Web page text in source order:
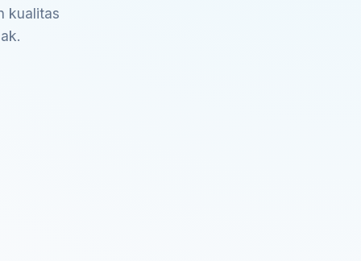
kualitas